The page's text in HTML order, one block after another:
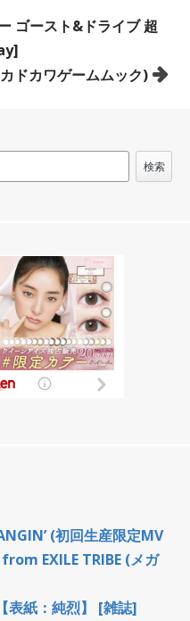
ゴースト&ドライブ 超
ドカワゲームムック)
検索
(初回生産限定MV
EXILE TRIBE (メガ
表紙：純烈】 [雑誌]